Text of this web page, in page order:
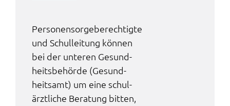
Perso­nen­sor­ge­be­rech­tig­te
und Schul­lei­tung können
bei der unte­ren Gesund­
heits­be­hör­de (Gesund­
heits­amt) um eine schul­
ärzt­li­che Bera­tung bitten,